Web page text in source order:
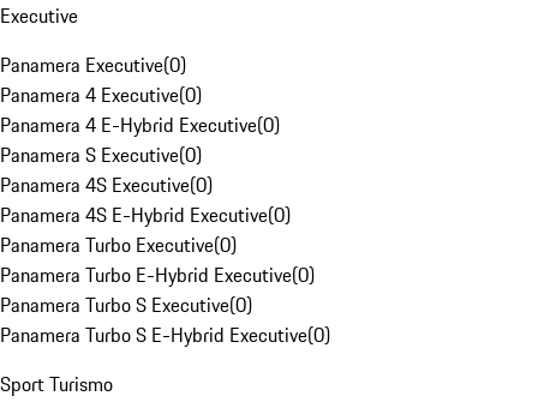
Executive
Panamera Executive(0)
Panamera 4 Executive(0)
Panamera 4 E-Hybrid Executive(0)
Panamera S Executive(0)
Panamera 4S Executive(0)
Panamera 4S E-Hybrid Executive(0)
Panamera Turbo Executive(0)
Panamera Turbo E-Hybrid Executive(0)
Panamera Turbo S Executive(0)
Panamera Turbo S E-Hybrid Executive(0)
Sport Turismo